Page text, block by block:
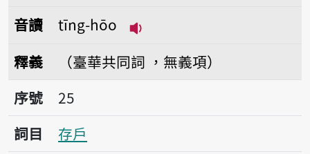
音讀
tīng-hōo
釋義
（臺華共同詞 ，無義項）
序號25存戶
序號
25
詞目
存戶